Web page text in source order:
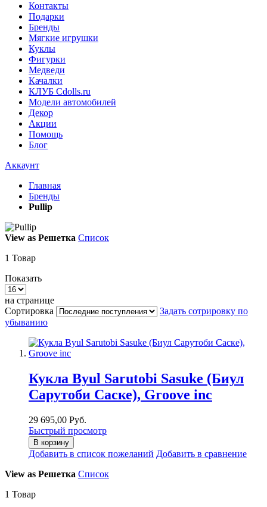
Контакты
Подарки
Бренды
Мягкие игрушки
Куклы
Фигурки
Медведи
Качалки
КЛУБ Cdolls.ru
Модели автомобилей
Декор
Акции
Помощь
Блог
Аккаунт
Главная
Бренды
Pullip
View as Решетка Список
1 Товар
Показать
на странице
Сортировка
Задать сотрировку по
убыванию
Кукла Byul Sarutobi Sasuke (Биул
Сарутоби Саске), Groove inc
29 695,00 Руб.
Быстрый просмотр
В корзину
Добавить в список пожеланий Добавить в сравнение
View as Решетка Список
1 Товар